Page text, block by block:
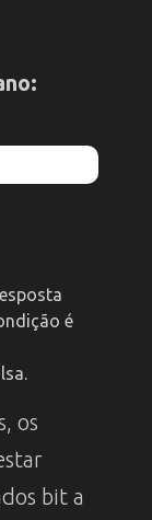
é
os
bit a